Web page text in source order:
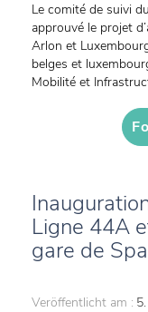
Le comité de suivi
approuvé le projet
Arlon et
belges et
Mobilité et
Ligne 44A
gare de
Veröffentlicht am :